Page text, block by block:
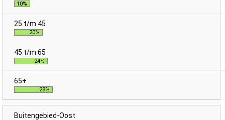
10%
20%
24%
28%
Buitengebied-Oost